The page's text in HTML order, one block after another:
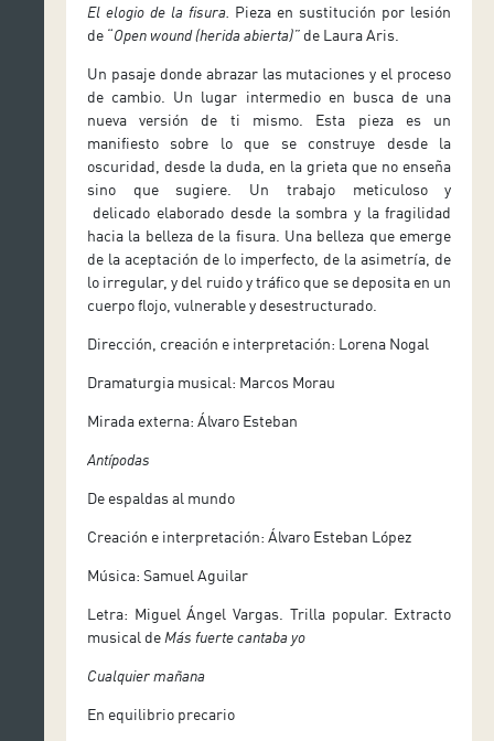
El elogio de la fisura. Pieza en sustitución por lesión
de “Open wound (herida abierta)”de Laura Aris.
Un pasaje donde abrazar las mutaciones y el proceso
de cambio. Un lugar intermedio en busca de una
nueva versión de ti mismo
Esta pieza es un
manifiesto sobre lo que se construye desde la
oscuridad desde la duda, en la grieta que no enseña
sino que sugiere
Un trabajo meticuloso y
delicado elaborado desde la sombra y la fragilidad
hacia la belleza de la fisura. Una belleza que emerge
de la aceptación de lo imperfecto de la asimetría , de
loirregular, y del ruido y tráfico que se deposita en un
cuerpo flojo, vulnerable y desestructurado.
Dirección, creación e interpretación: Lorena Nogal
Dramaturgia musical: Marcos Morau
Mirada externa: Álvaro Esteban
Antípodas
De espaldas al mundo
Creación e interpretación: Álvaro Esteban López
Música: Samuel Aguilar
Letra: Miguel Ángel Vargas. Trilla popular. Extracto
musical de Más fuerte cantaba yo
Cualquier mañana
En equilibrio precario